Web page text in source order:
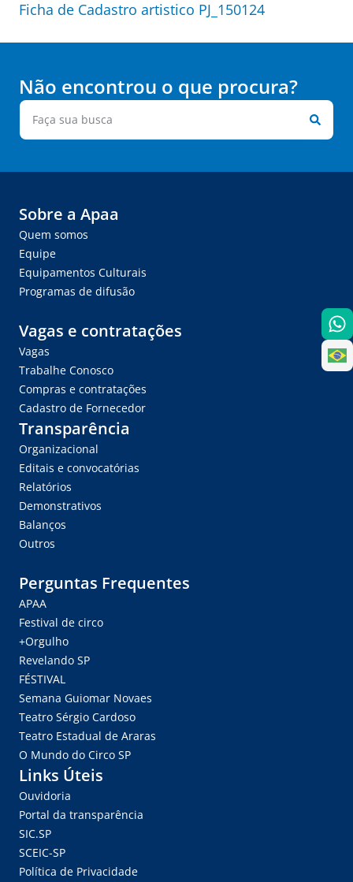
Ficha de Cadastro artistico PJ_150124
Não encontrou o que procura?
Sobre a Apaa
Quem somos
Equipe
Equipamentos Culturais
Programas de difusão
Vagas e contratações
Vagas
Trabalhe Conosco
Compras e contratações
Cadastro de Fornecedor
Transparência
Organizacional
Editais e convocatórias
Relatórios
Demonstrativos
Balanços
Outros
Perguntas Frequentes
APAA
Festival de circo
+Orgulho
Revelando SP
FÉSTIVAL
Semana Guiomar Novaes
Teatro Sérgio Cardoso
Teatro Estadual de Araras
O Mundo do Circo SP
Links Úteis
Ouvidoria
Portal da transparência
SIC.SP
SCEIC-SP
Política de Privacidade